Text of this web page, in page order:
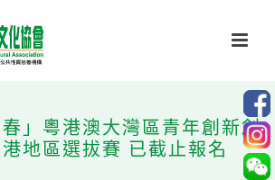
」粵港澳大灣區青年創新創
地區選拔賽 已截止報名